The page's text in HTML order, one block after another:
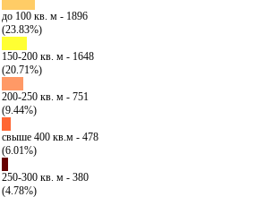
до 100 кв. м - 1896
(23.83%)
150-200 кв. м - 1648
(20.71%)
200-250 кв. м - 751
(9.44%)
свыше 400 кв.м - 478
(6.01%)
250-300 кв. м - 380
(4.78%)